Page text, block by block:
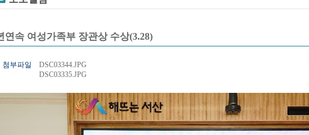
연속 여성가족부 장관상 수상(3.28)
첨부파일
DSC03344.JPG
DSC03335.JPG